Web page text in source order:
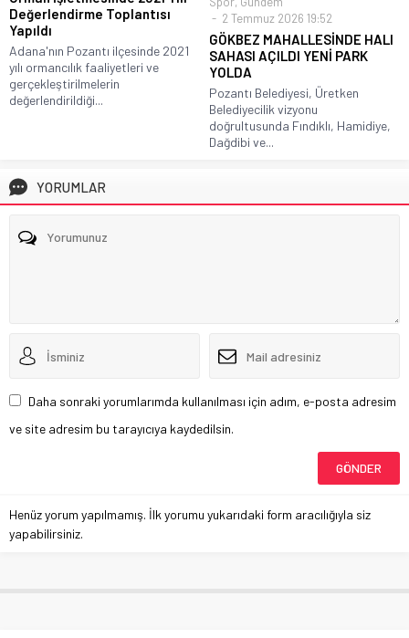
Değerlendirme Toplantısı
Yapıldı
Adana'nın Pozantı ilçesinde 2021
yılı ormancılık faaliyetleri ve
gerçekleştirilmelerin
değerlendirildiği...
2 Temmuz 2026 19:52
GÖKBEZ MAHALLESİNDE HALI
SAHASI AÇILDI YENİ PARK
YOLDA
Pozantı Belediyesi, Üretken
Belediyecilik vizyonu
doğrultusunda Fındıklı, Hamidiye,
Dağdibi ve...
YORUMLAR
Daha sonraki yorumlarımda kullanılması için adım, e-posta adresim
ve site adresim bu tarayıcıya kaydedilsin.
Henüz yorum yapılmamış. İlk yorumu yukarıdaki form aracılığıyla siz
yapabilirsiniz.